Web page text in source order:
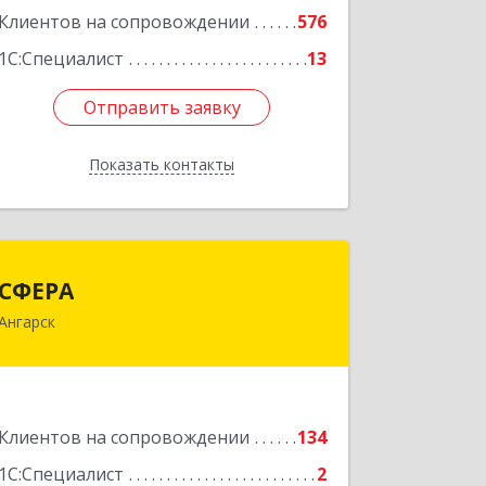
Клиентов на сопровождении
576
1С:Специалист
13
Отправить заявку
Показать контакты
Подробнее
Отправить заявку
Назад
СФЕРА
Клиентов на сопровождении
134
1С:Специалист
2
665816, Иркутская обл, Ангарск г, 177-